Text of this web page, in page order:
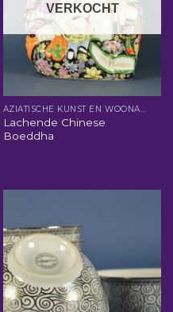
VERKOCHT
Lachende Chinese
Boeddha